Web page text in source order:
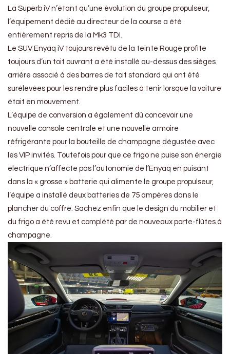
La Superb iV n’étant qu’une évolution du groupe propulseur,
l’équipement dédié au directeur de la course a été
entièrement repris de la Mk3 TDI.
Le SUV Enyaq iV toujours revêtu de la teinte Rouge profite
toujours d’un toit ouvrant a été installé au-dessus des sièges
arrière associé à des barres de toit standard qui ont été
surélevées pour les rendre plus faciles à tenir lorsque la voiture
était en mouvement.
L’équipe de conversion a également dû concevoir une
nouvelle console centrale et une nouvelle armoire
réfrigérante pour la bouteille de champagne dégustée avec
les VIP invités. Toutefois pour que ce frigo ne puise son énergie
électrique n’affecte pas l’autonomie de l’Enyaq en puisant
dans la « grosse » batterie qui alimente le groupe propulseur,
l’équipe a installé deux batteries de 75 ampères dans le
plancher du coffre. Sachez enfin que le design du mobilier et
du frigo a été revu et complété par de nouveaux porte-flûtes à
champagne.